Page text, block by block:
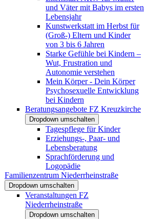
und Väter mit Babys im ersten
Lebensjahr
Kunstwerkstatt im Herbst für
(Groß-) Eltern und Kinder
von 3 bis 6 Jahren
Starke Gefühle bei Kindern –
Wut, Frustration und
Autonomie verstehen
Mein Körper - Dein Körper
Psychosexuelle Entwicklung
bei Kindern
Beratungsangebote FZ Kreuzkirche
Dropdown umschalten
Tagespflege für Kinder
Erziehungs-, Paar- und
Lebensberatung
Sprachförderung und
Logopädie
Familienzentrum Niederrheinstraße
Dropdown umschalten
Veranstaltungen FZ
Niederrheinstraße
Dropdown umschalten